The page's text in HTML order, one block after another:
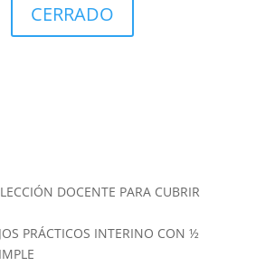
CERRADO
DOCENTE PARA CUBRIR
PRÁCTICOS INTERINO CON ½